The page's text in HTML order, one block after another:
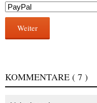
Weiter
KOMMENTARE ( 7 )